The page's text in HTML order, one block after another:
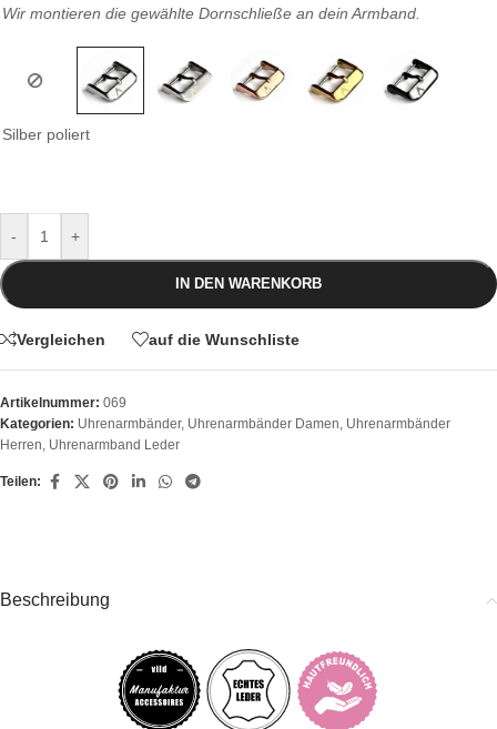
Wir montieren die gewählte Dornschließe an dein Armband.
Silber poliert
- +
IN DEN WARENKORB
Vergleichen auf die Wunschliste
Artikelnummer: 069
Kategorien: Uhrenarmbänder, Uhrenarmbänder Damen, Uhrenarmbänder
Herren, Uhrenarmband Leder
Teilen:
Beschreibung